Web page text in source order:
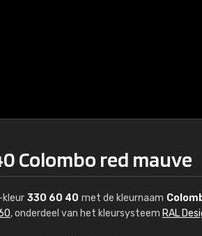
Colombo red mauve
kleur 330 60 40 met de kleurnaam
, onderdeel van het kleursysteem RAL